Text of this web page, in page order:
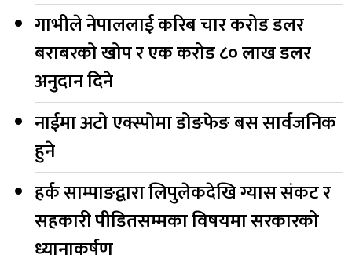
गाभीले नेपाललाई करिब चार करोड डलर
बराबरको खोप र एक करोड ८० लाख डलर
अनुदान दिने
नाईमा अटो एक्स्पोमा डोङफेङ बस सार्वजनिक
हुने
हर्क साम्पाङद्वारा लिपुलेकदेखि ग्यास संकट र
सहकारी पीडितसम्मका विषयमा सरकारको
ध्यानाकर्षण